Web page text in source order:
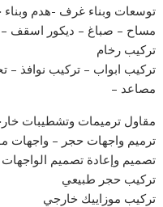
توسعات وبناء غرف -هدم وبناء
مساح – صباغ – ديكور اسقف –
تركيب رخام
تركيب ابواب – تركيب نوافذ –
مصاعد –
مقاول ترميمات وتشطيبات
ترميم واجهات حجر – واجهات
تصميم وإعادة تصميم الواجهات
تركيب حجر طبيعي
تركيب موزاييك خارجي